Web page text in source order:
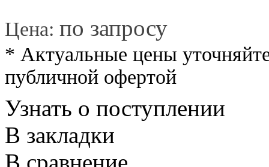
Цена: по запросу
* Актуальные цены
публичной офертой
Узнать о поступлении
В закладки
В сравнение